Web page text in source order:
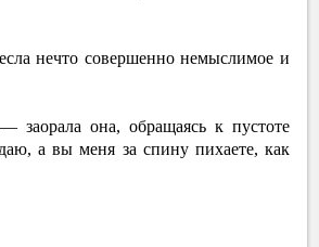
нечто совершенно немыслимое и
она, обращаясь к пустоте
а вы меня за спину пихаете, как